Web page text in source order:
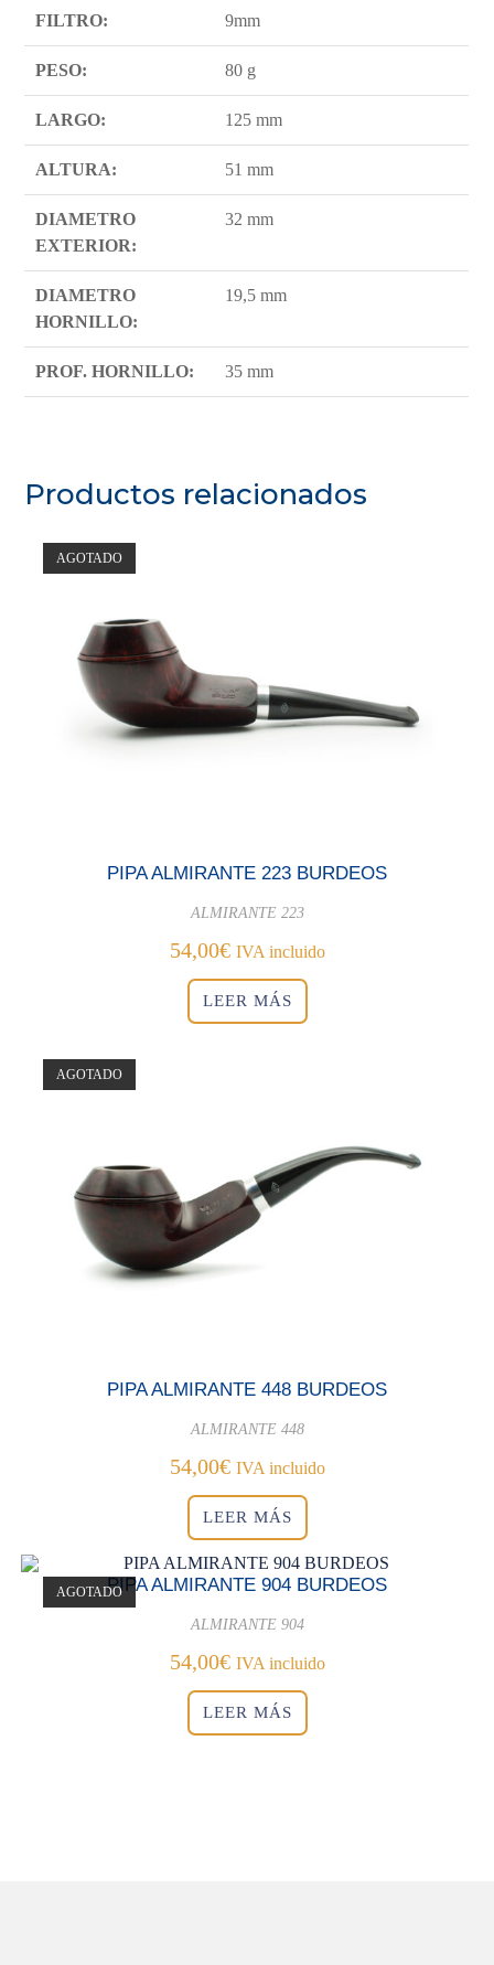
FILTRO: 9mm
PESO: 80 g
LARGO: 125 mm
ALTURA: 51 mm
DIAMETRO
EXTERIOR:
32 mm
DIAMETRO
HORNILLO:
19,5 mm
PROF. HORNILLO: 35 mm
Productos relacionados
AGOTADO
PIPA ALMIRANTE 223 BURDEOS
ALMIRANTE 223
54,00€ IVA incluido
LEER MÁS
AGOTADO
PIPA ALMIRANTE 448 BURDEOS
ALMIRANTE 448
54,00€ IVA incluido
LEER MÁS
AGOTADOPIPA ALMIRANTE 904 BURDEOS
ALMIRANTE 904
54,00€ IVA incluido
LEER MÁS